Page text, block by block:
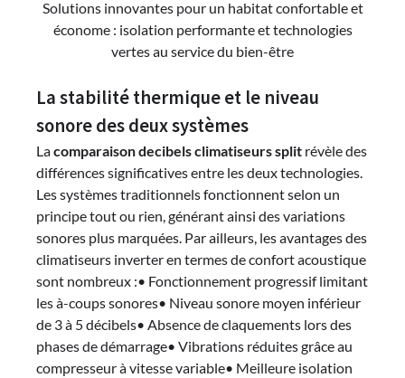
Solutions innovantes pour un habitat confortable et
économe : isolation performante et technologies
vertes au service du bien-être
La stabilité thermique et le niveau
sonore des deux systèmes
Lacomparaison decibels climatiseurs split révèle des
différences significatives entre les deux technologies.
Les systèmes traditionnels fonctionnent selon un
principe tout ou rien, générant ainsi des variations
sonores plus marquées. Par ailleurs, les avantages des
climatiseurs inverter en termes de confort acoustique
sont nombreux :• Fonctionnement progressif limitant
les à-coups sonores• Niveau sonore moyen inférieur
de 3 à 5 décibels• Absence de claquements lors des
phases de démarrage• Vibrations réduites grâce au
compresseur à vitesse variable• Meilleure isolation